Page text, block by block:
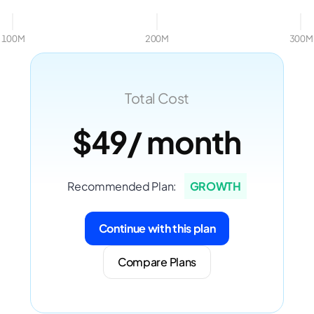
100M 200M 300M
Total Cost
$49/ month
Recommended Plan: GROWTH
Continue with this plan
Compare Plans